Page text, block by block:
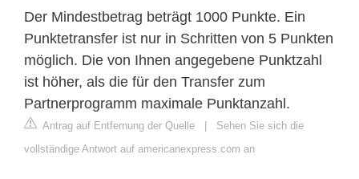
Der Mindestbetrag beträgt 1000 Punkte. Ein
Punktetransfer ist nur in Schritten von 5 Punkten
möglich. Die von Ihnen angegebene Punktzahl
ist höher, als die für den Transfer zum
Partnerprogramm maximale Punktanzahl.
Antrag auf Entfernung der Quelle | Sehen Sie sich die
vollständige Antwort auf americanexpress.com an